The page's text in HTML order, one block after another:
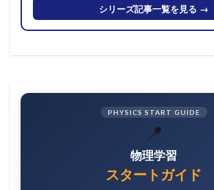
シリーズ記事一覧を見る →
PHYSICS START GUIDE
📍
物理学習
スタートガイド